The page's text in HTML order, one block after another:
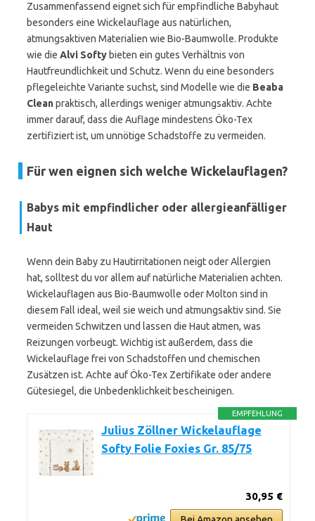
Zusammenfassend eignet sich für empfindliche Babyhaut
besonders eine Wickelauflage aus natürlichen,
atmungsaktiven Materialien wie Bio-Baumwolle. Produkte
wie die Alvi Softy bieten ein gutes Verhältnis von
Hautfreundlichkeit und Schutz. Wenn du eine besonders
pflegeleichte Variante suchst, sind Modelle wie die Beaba
Cleanpraktisch, allerdings weniger atmungsaktiv. Achte
immer darauf, dass die Auflage mindestens Öko-Tex
zertifiziert ist, um unnötige Schadstoffe zu vermeiden.
Für wen eignen sich welche Wickelauflagen?
Babys mit empfindlicher oder allergieanfälliger
Haut
Wenn dein Baby zu Hautirritationen neigt oder Allergien
hat, solltest du vor allem auf natürliche Materialien achten.
Wickelauflagen aus Bio-Baumwolle oder Molton sind in
diesem Fall ideal, weil sie weich und atmungsaktiv sind. Sie
vermeiden Schwitzen und lassen die Haut atmen, was
Reizungen vorbeugt. Wichtig ist außerdem, dass die
Wickelauflage frei von Schadstoffen und chemischen
Zusätzen ist. Achte auf Öko-Tex Zertifikate oder andere
Gütesiegel, die Unbedenklichkeit bescheinigen.
EMPFEHLUNG
Julius Zöllner Wickelauflage
Softy Folie Foxies Gr. 85/75
30,95 €